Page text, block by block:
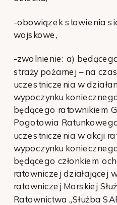
-obowiązek stawienia
wojskowe,
-zwolnienie: a)
straży pożarnej – na
uczestniczenia w
wypoczynku
będącego ratownikiem
Pogotowia
uczestniczenia w akcji
wypoczynku
będącego członkiem
ratowniczej działającej
ratowniczej Morskiej
Ratownictwa „Służba